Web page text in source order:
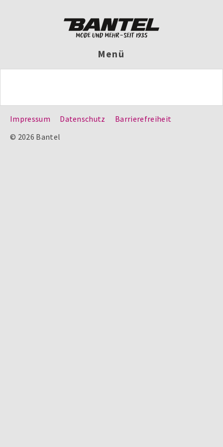
Menü
Impressum Datenschutz
Barrierefreiheit
© 2026 Bantel